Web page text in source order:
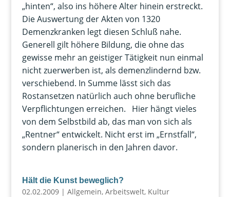
„hinten“, also ins höhere Alter hinein erstreckt.
Die Auswertung der Akten von 1320
Demenzkranken legt diesen Schluß nahe.
Generell gilt höhere Bildung, die ohne das
gewisse mehr an geistiger Tätigkeit nun einmal
nicht zuerwerben ist, als demenzlindernd bzw.
verschiebend. In Summe lässt sich das
Rostansetzen natürlich auch ohne berufliche
Verpflichtungen erreichen. Hier hängt vieles
von dem Selbstbild ab, das man von sich als
„Rentner“ entwickelt. Nicht erst im „Ernstfall“,
sondern planerisch in den Jahren davor.
Hält die Kunst beweglich?
02.02.2009| Allgemein, Arbeitswelt, Kultur